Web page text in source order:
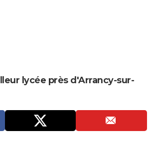
lycée près d'Arrancy-sur-